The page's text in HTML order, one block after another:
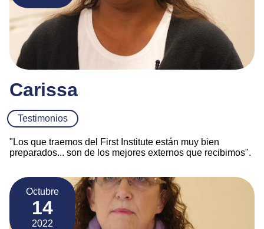
Carissa
Testimonios
"Los que traemos del First Institute están muy bien
preparados... son de los mejores externos que recibimos".
Octubre
14
2022